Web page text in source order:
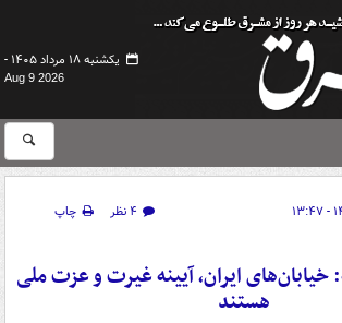
یکشنبه ۱۸ مرداد ۱۴۰۵ -
Aug 9 2026
۴ نظر
چاپ
خیابان‌های ایران، آیینه غیرت و عزت ملی
هستند